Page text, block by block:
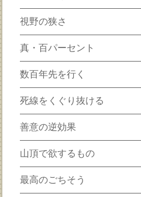
視野の狭さ
真・百パーセント
数百年先を行く
死線をくぐり抜ける
善意の逆効果
山頂で欲するもの
最高のごちそう